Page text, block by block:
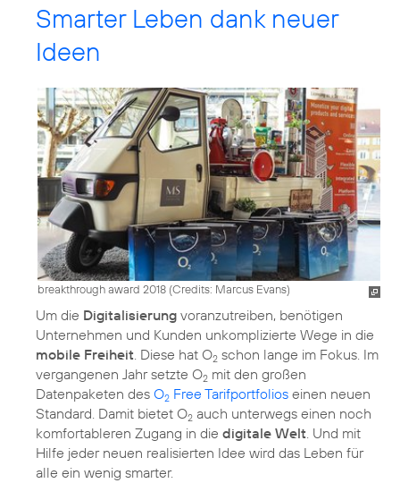
Smarter Leben dank neuer
Ideen
breakthrough award 2018 (Credits: Marcus Evans)
Um die Digitalisierung voranzutreiben, benötigen
Unternehmen und Kunden unkomplizierte Wege in die
mobile Freiheit. Diese hat O2 schon lange im Fokus. Im
vergangenen Jahr setzte O2 mit den großen
Datenpaketen des O2 Free Tarifportfolios einen neuen
Standard. Damit bietet O2 auch unterwegs einen noch
komfortableren Zugang in die digitale Welt. Und mit
Hilfe jeder neuen realisierten Idee wird das Leben für
alle ein wenig smarter.